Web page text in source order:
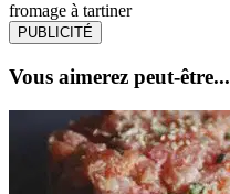
fromage à tartiner
PUBLICITÉ
Vous aimerez peut-être...